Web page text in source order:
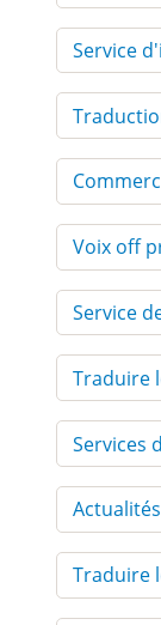
Service
Voix off
Service
Traduire
Services
Traduire